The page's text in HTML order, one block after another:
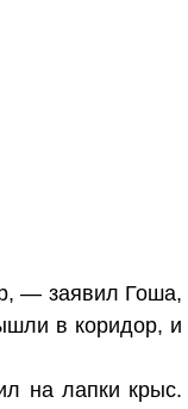
— заявил Гоша,
в коридор, и
на лапки крыс.